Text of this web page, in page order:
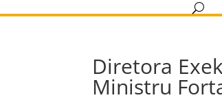
Diretora
Ministru